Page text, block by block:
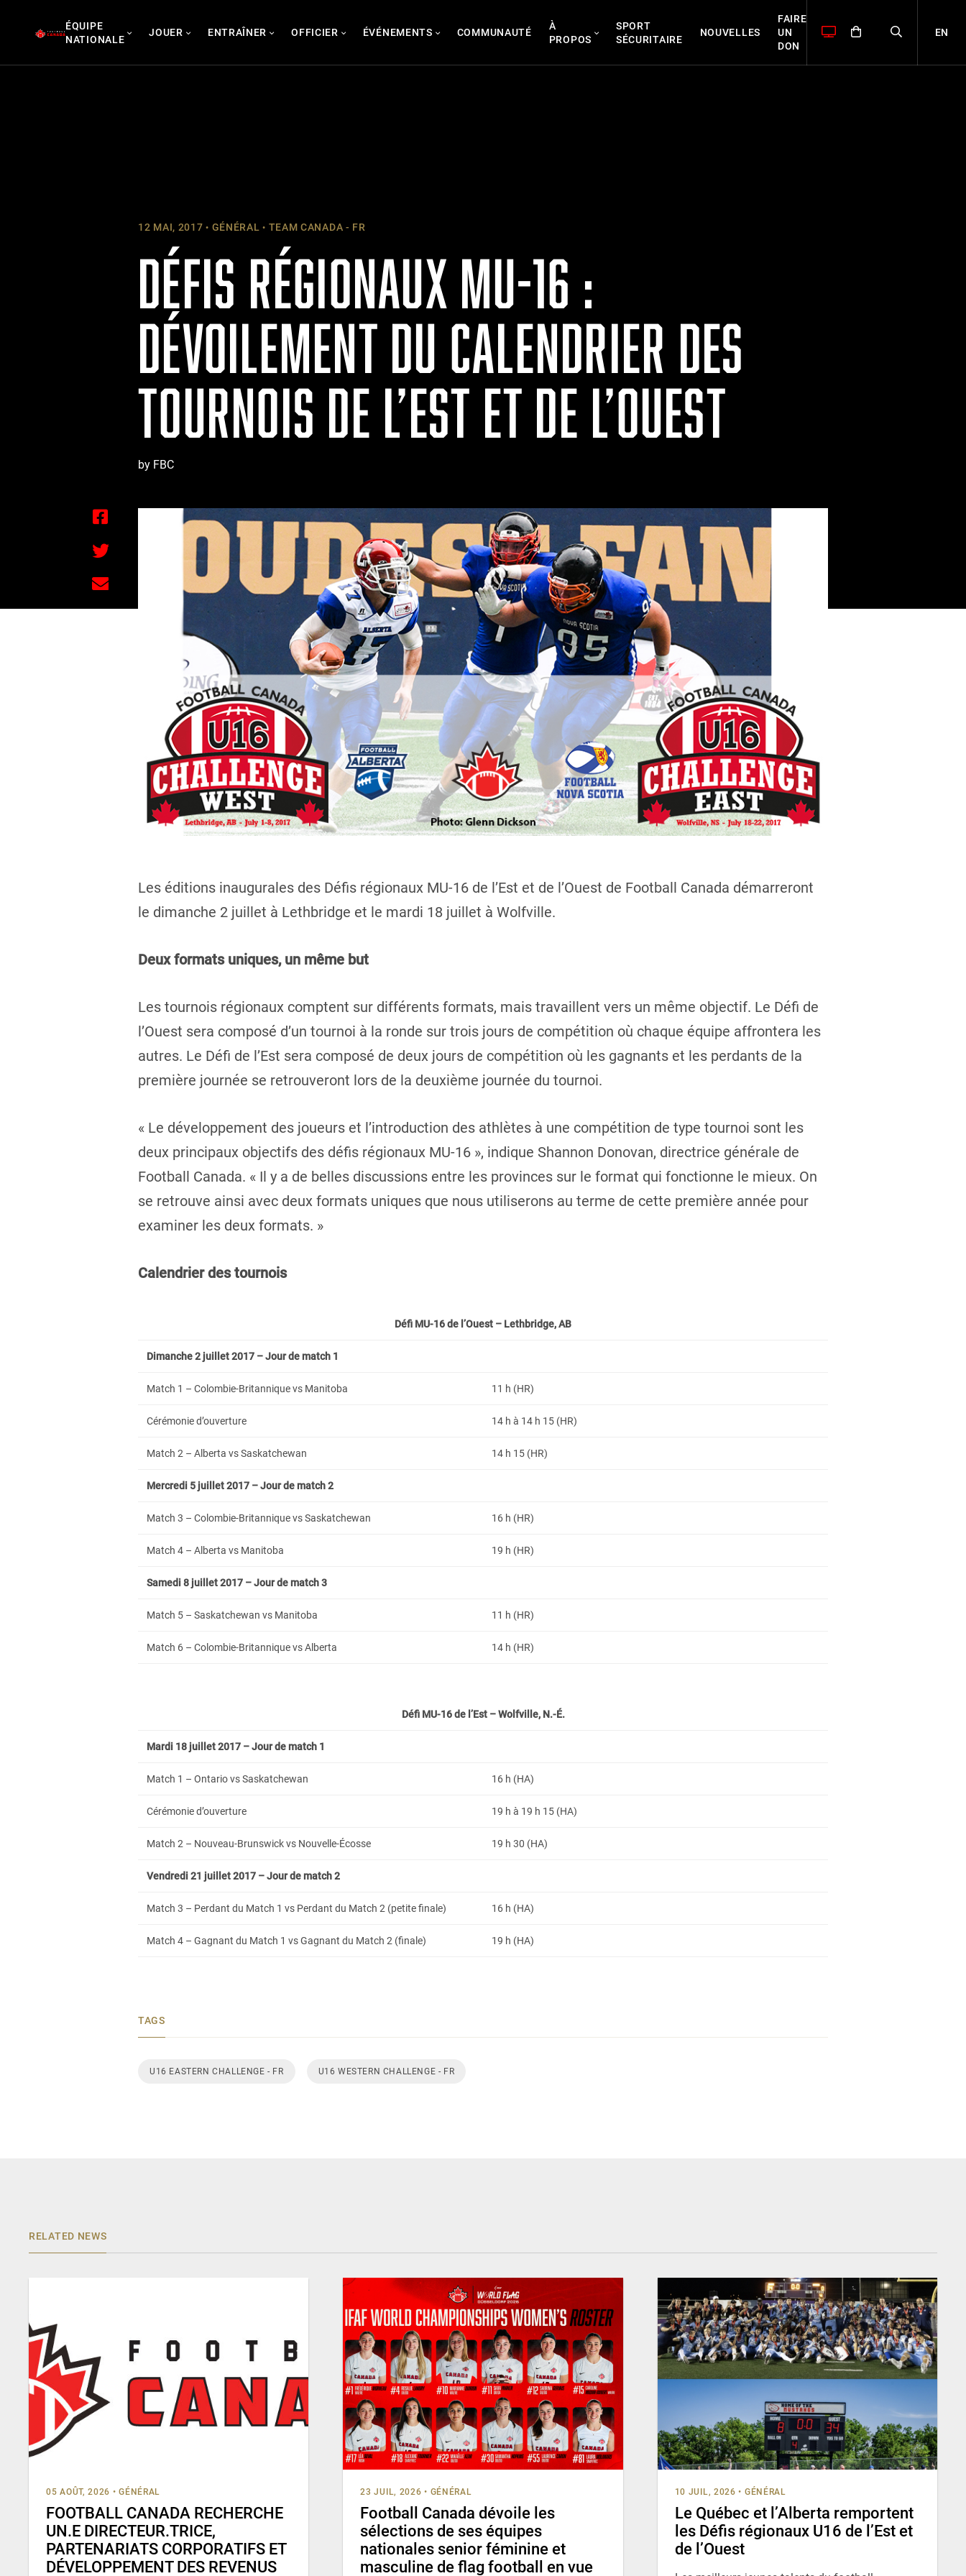
ÉQUIPE
NATIONALE
JOUER ENTRAÎNER OFFICIER ÉVÉNEMENTS COMMUNAUTÉ
À
PROPOS
SPORT
SÉCURITAIRE
NOUVELLES
FAIRE
UN
DON
EN
12 MAI, 2017 GÉNÉRAL TEAM CANADA - FR
DÉFIS RÉGIONAUX MU-16 :
DÉVOILEMENT DU CALENDRIER DES
TOURNOIS DE L’EST ET DE L’OUEST
by FBC
Les éditions inaugurales des Défis régionaux MU-16 de l’Est et de l’Ouest de Football Canada démarreront
le dimanche 2 juillet à Lethbridge et le mardi 18 juillet à Wolfville.
Deux formats uniques, un même but
Les tournois régionaux comptent sur différents formats, mais travaillent vers un même objectif. Le Défi de
l’Ouest sera composé d’un tournoi à la ronde sur trois jours de compétition où chaque équipe affrontera les
autres. Le Défi de l’Est sera composé de deux jours de compétition où les gagnants et les perdants de la
première journée se retrouveront lors de la deuxième journée du tournoi.
« Le développement des joueurs et l’introduction des athlètes à une compétition de type tournoi sont les
deux principaux objectifs des défis régionaux MU-16 », indique Shannon Donovan, directrice générale de
Football Canada. « Il y a de belles discussions entre les provinces sur le format qui fonctionne le mieux. On
se retrouve ainsi avec deux formats uniques que nous utiliserons au terme de cette première année pour
examiner les deux formats. »
Calendrier des tournois
Défi MU-16 de l’Ouest – Lethbridge, AB
Dimanche 2 juillet 2017 – Jour de match 1
Match 1 – Colombie-Britannique vs Manitoba 11 h (HR)
Cérémonie d’ouverture 14 h à 14 h 15 (HR)
Match 2 – Alberta vs Saskatchewan 14 h 15 (HR)
Mercredi 5 juillet 2017 – Jour de match 2
Match 3 – Colombie-Britannique vs Saskatchewan 16 h (HR)
Match 4 – Alberta vs Manitoba 19 h (HR)
Samedi 8 juillet 2017 – Jour de match 3
Match 5 – Saskatchewan vs Manitoba 11 h (HR)
Match 6 – Colombie-Britannique vs Alberta 14 h (HR)
Défi MU-16 de l’Est – Wolfville, N.-É.
Mardi 18 juillet 2017 – Jour de match 1
Match 1 – Ontario vs Saskatchewan 16 h (HA)
Cérémonie d’ouverture 19 h à 19 h 15 (HA)
Match 2 – Nouveau-Brunswick vs Nouvelle-Écosse 19 h 30 (HA)
Vendredi 21 juillet 2017 – Jour de match 2
Match 3 – Perdant du Match 1 vs Perdant du Match 2 (petite finale) 16 h (HA)
Match 4 – Gagnant du Match 1 vs Gagnant du Match 2 (finale) 19 h (HA)
TAGS
U16 EASTERN CHALLENGE - FR U16 WESTERN CHALLENGE - FR
RELATED NEWS
05 AOÛT, 2026 • GÉNÉRAL
FOOTBALL CANADA RECHERCHE
UN.E DIRECTEUR.TRICE,
PARTENARIATS CORPORATIFS ET
DÉVELOPPEMENT DES REVENUS
23 JUIL, 2026 • GÉNÉRAL
Football Canada dévoile les
sélections de ses équipes
nationales senior féminine et
masculine de flag football en vue
10 JUIL, 2026 • GÉNÉRAL
Le Québec et l’Alberta remportent
les Défis régionaux U16 de l’Est et
de l’Ouest